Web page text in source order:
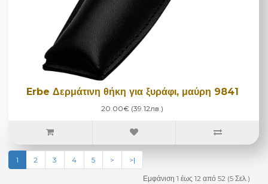
Erbe Δερμάτινη θήκη για ξυράφι, μαύρη 9841
20.00€ (39.12лв.)
1 2 3 4 5 > >|
Εμφάνιση 1 έως 12 από 52 (5 Σελ.)